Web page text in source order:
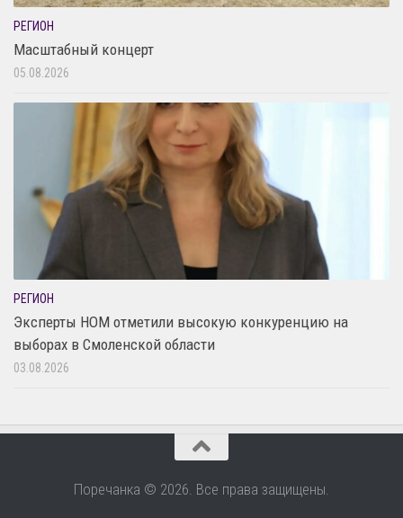
РЕГИОН
Масштабный концерт
05.08.2026
РЕГИОН
Эксперты НОМ отметили высокую конкуренцию на
выборах в Смоленской области
03.08.2026
Поречанка © 2026. Все права защищены.